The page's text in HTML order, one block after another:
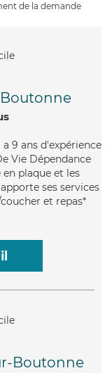
de la demande
9 ans d'expérience
Vie Dépendance
plaque et les
ses services
et repas*
Boutonne